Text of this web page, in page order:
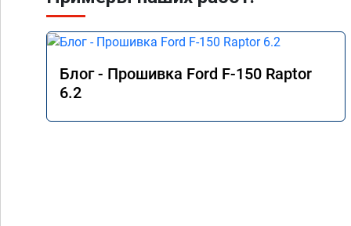
Блог - Прошивка Ford F-150 Raptor
6.2